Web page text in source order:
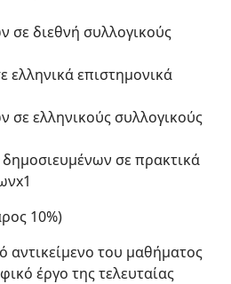
σε διεθνή συλλογικούς
ελληνικά επιστημονικά
σε ελληνικούς συλλογικούς
σε πρακτικά
10%)
αντικείμενο του μαθήματος
έργο της τελευταίας